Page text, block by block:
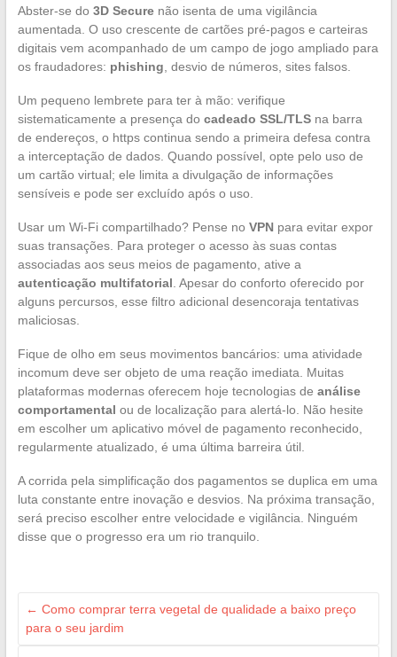
Abster-se do 3D Securenão isenta de uma vigilância
aumentada. O uso crescente de cartões pré-pagos e carteiras
digitais vem acompanhado de um campo de jogo ampliado para
os fraudadores: phishing , desvio de números, sites falsos.
Um pequeno lembrete para ter à mão: verifique
sistematicamente a presença do cadeado SSL/TLSna barra
de endereços, o https continua sendo a primeira defesa contra
a interceptação de dados. Quando possível, opte pelo uso de
um cartão virtual; ele limita a divulgação de informações
sensíveis e pode ser excluído após o uso.
Usar um Wi-Fi compartilhado? Pense no VPNpara evitar expor
suas transações. Para proteger o acesso às suas contas
associadas aos seus meios de pagamento, ative a
autenticação multifatorial . Apesar do conforto oferecido por
alguns percursos, esse filtro adicional desencoraja tentativas
maliciosas.
Fique de olho em seus movimentos bancários: uma atividade
incomum deve ser objeto de uma reação imediata. Muitas
plataformas modernas oferecem hoje tecnologias de análise
comportamental ou de localização para alertá-lo. Não hesite
em escolher um aplicativo móvel de pagamento reconhecido,
regularmente atualizado, é uma última barreira útil.
A corrida pela simplificação dos pagamentos se duplica em uma
luta constante entre inovação e desvios. Na próxima transação,
será preciso escolher entre velocidade e vigilância. Ninguém
disse que o progresso era um rio tranquilo.
← Como comprar terra vegetal de qualidade a baixo preço
para o seu jardim